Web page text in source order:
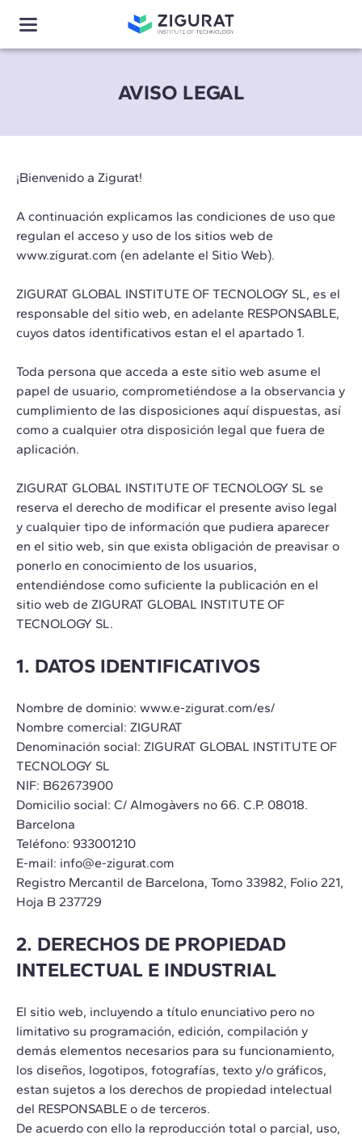
AVISO LEGAL
¡Bienvenido a Zigurat!
A continuación explicamos las condiciones de uso que
regulan el acceso y uso de los sitios web de
www.zigurat.com (en adelante el Sitio Web).
ZIGURAT GLOBAL INSTITUTE OF TECNOLOGY SL, es el
responsable del sitio web, en adelante RESPONSABLE,
cuyos datos identificativos estan el el apartado 1.
Toda persona que acceda a este sitio web asume el
papel de usuario, comprometiéndose a la observancia y
cumplimiento de las disposiciones aquí dispuestas, así
como a cualquier otra disposición legal que fuera de
aplicación.
ZIGURAT GLOBAL INSTITUTE OF TECNOLOGY SL se
reserva el derecho de modificar el presente aviso legal
y cualquier tipo de información que pudiera aparecer
en el sitio web, sin que exista obligación de preavisar o
ponerlo en conocimiento de los usuarios,
entendiéndose como suficiente la publicación en el
sitio web de ZIGURAT GLOBAL INSTITUTE OF
TECNOLOGY SL.
1. DATOS IDENTIFICATIVOS
Nombre de dominio: www.e-zigurat.com/es/
Nombre comercial: ZIGURAT
Denominación social: ZIGURAT GLOBAL INSTITUTE OF
TECNOLOGY SL
NIF: B62673900
Domicilio social: C/ Almogàvers no 66. C.P. 08018.
Barcelona
Teléfono: 933001210
E-mail: info@e-zigurat.com
Registro Mercantil de Barcelona, Tomo 33982, Folio 221,
Hoja B 237729
2. DERECHOS DE PROPIEDAD
INTELECTUAL E INDUSTRIAL
El sitio web, incluyendo a título enunciativo pero no
limitativo su programación, edición, compilación y
demás elementos necesarios para su funcionamiento,
los diseños, logotipos, fotografías, texto y/o gráficos,
estan sujetos a los derechos de propiedad intelectual
del RESPONSABLE o de terceros.
De acuerdo con ello la reproducción total o parcial, uso,